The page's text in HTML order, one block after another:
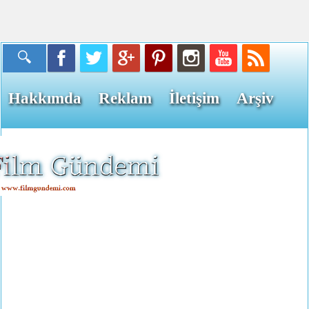
Hakkımda Reklam İletişim Arşiv